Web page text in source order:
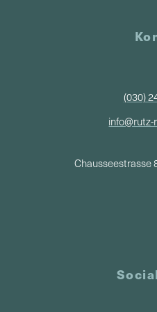
(030)
Chausseestrasse